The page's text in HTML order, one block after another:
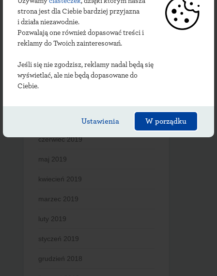
strona jest dla Ciebie bardziej przyjazna
i działa niezawodnie.
Pozwalają one również dopasować treści i
reklamy do Twoich zainteresowań.
Jeśli się nie zgodzisz, reklamy nadal będą się
wyświetlać, ale nie będą dopasowane do
Ciebie.
Ustawienia W porządku
grudzień 2019
listopad 2019
październik 2019
wrzesień 2019
czerwiec 2019
maj 2019
kwiecień 2019
marzec 2019
luty 2019
styczeń 2019
grudzień 2018